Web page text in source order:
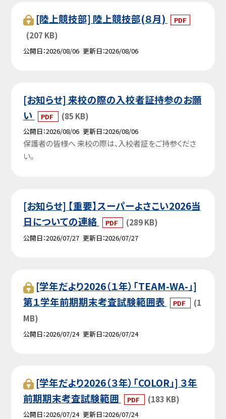
[陸上競技部] 陸上競技部(８月) PDF
(207 KB)
公開日 2026/08/06 更新日 2026/08/06
[お知らせ] 来校の際の入校者証持参のお願
い
PDF (85 KB)
公開日 2026/08/06 更新日 2026/08/06
保護者の皆様へ 来校の際は、入校者証をご持参くださ
い。
[お知らせ] 【重要】スーパーよさこい2026当
日についての連絡
PDF (289 KB)
公開日 2026/07/27 更新日 2026/07/27
[学年だより2026（１年）「TEAM-WA-」]
第１学年前期期末考査試験範囲表
PDF
(1
MB)
公開日 2026/07/24 更新日 2026/07/24
[学年だより2026（３年）「COLOR」] ３年
前期期末考査試験範囲
PDF (183 KB)
公開日 2026/07/24 更新日 2026/07/24